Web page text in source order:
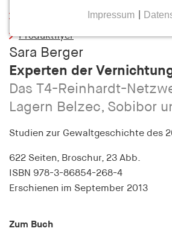
Inhaltsverzeichnis
Produktflyer
Sara Berger
Experten der
Das T4-Reinhardt-
Lagern Belzec, Sobibor
Studien zur Gewaltgeschichte des
622 Seiten, Broschur, 23 Abb.
ISBN 978-3-86854-268-4
Erschienen im September 2013
Zum Buch
Notwendige Cookies helfen
nutzbar zu machen, indem sie
wie Seitennavigation und Zugriff
Bereiche der Webseite
kann ohne diese Cookies nicht
funktionieren.
Name:
Impressum